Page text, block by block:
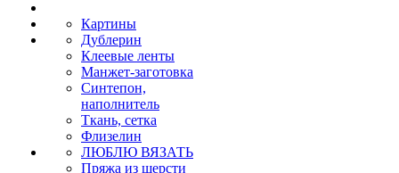
Картины
Дублерин
Клеевые ленты
Манжет-заготовка
Синтепон,
наполнитель
Ткань, сетка
Флизелин
ЛЮБЛЮ ВЯЗАТЬ
Пряжа из шерсти